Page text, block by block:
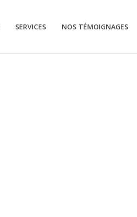
SERVICES NOS TÉMOIGNAGES